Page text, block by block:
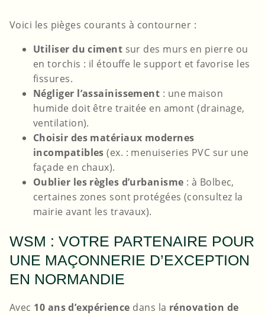
Voici les pièges courants à contourner :
Utiliser du ciment sur des murs en pierre ou
en torchis : il étouffe le support et favorise les
fissures.
Négliger l’assainissement : une maison
humide doit être traitée en amont (drainage,
ventilation).
Choisir des matériaux modernes
incompatibles (ex. : menuiseries PVC sur une
façade en chaux).
Oublier les règles d’urbanisme : à Bolbec,
certaines zones sont protégées (consultez la
mairie avant les travaux).
WSM : VOTRE PARTENAIRE POUR
UNE MAÇONNERIE D’EXCEPTION
EN NORMANDIE
Avec 10 ans d’expérience dans la rénovation de